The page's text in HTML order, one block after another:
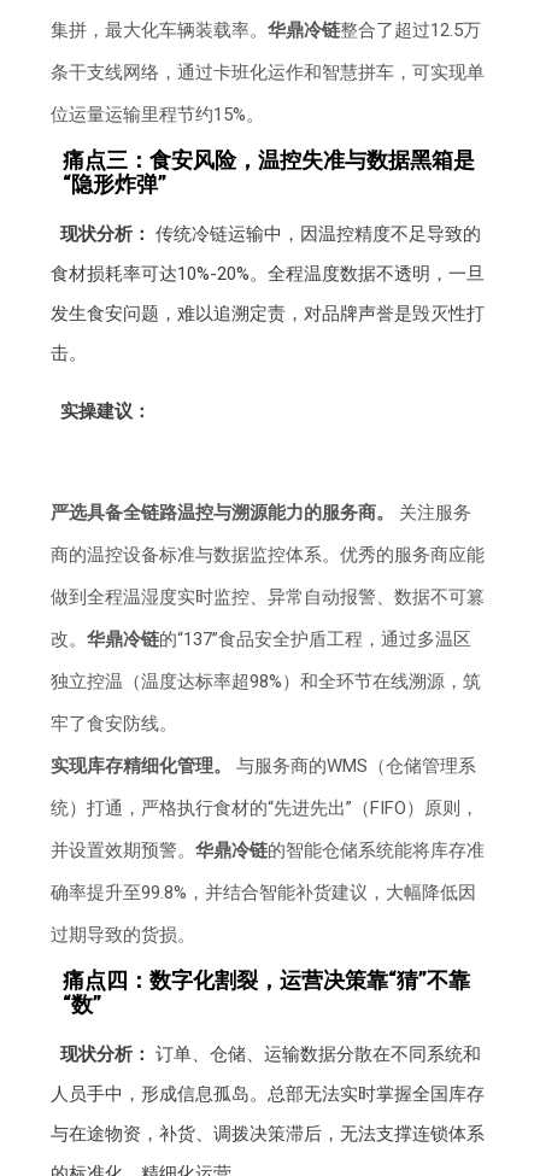
集拼，最大化车辆装载率。华鼎冷链整合了超过12.5万
条干支线网络，通过卡班化运作和智慧拼车，可实现单
位运量运输里程节约15%。
痛点三：食安风险，温控失准与数据黑箱是
“隐形炸弹”
现状分析： 传统冷链运输中，因温控精度不足导致的
食材损耗率可达10%-20%。全程温度数据不透明，一旦
发生食安问题，难以追溯定责，对品牌声誉是毁灭性打
击。
实操建议：
严选具备全链路温控与溯源能力的服务商。
关注服务
商的温控设备标准与数据监控体系。优秀的服务商应能
做到全程温湿度实时监控、异常自动报警、数据不可篡
改。华鼎冷链的“137”食品安全护盾工程，通过多温区
独立控温（温度达标率超98%）和全环节在线溯源，筑
牢了食安防线。
实现库存精细化管理。
与服务商的WMS（仓储管理系
统）打通，严格执行食材的“先进先出”（FIFO）原则，
并设置效期预警。华鼎冷链的智能仓储系统能将库存准
确率提升至99.8%，并结合智能补货建议，大幅降低因
过期导致的货损。
痛点四：数字化割裂，运营决策靠“猜”不靠
“数”
现状分析： 订单、仓储、运输数据分散在不同系统和
人员手中，形成信息孤岛。总部无法实时掌握全国库存
与在途物资，补货、调拨决策滞后，无法支撑连锁体系